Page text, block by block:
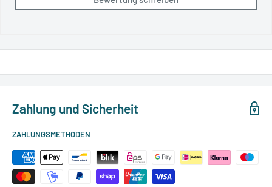
Zahlung und Sicherheit
ZAHLUNGSMETHODEN